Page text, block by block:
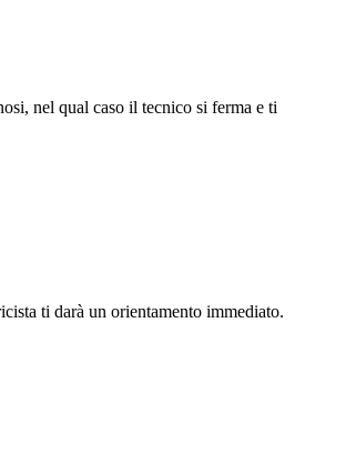
nel qual caso il tecnico si ferma e ti
ti darà un orientamento immediato.